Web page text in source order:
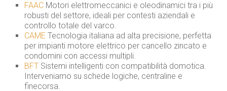
FAAC  Motori elettromeccanici e oleodinamici tra i più
robusti del settore, ideali per contesti aziendali e
controllo totale del varco.
CAME  Tecnologia italiana ad alta precisione, perfetta
per impianti motore elettrico per cancello zincato e
condomini con accessi multipli.
BFT  Sistemi intelligenti con compatibilità domotica.
Interveniamo su schede logiche, centraline e
finecorsa.